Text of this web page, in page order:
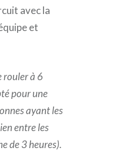
avec la
et
rouler à 6
pour une
ayant les
entre les
de 3 heures).